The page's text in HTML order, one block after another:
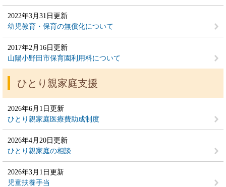
2022年3月31日更新
幼児教育・保育の無償化について
2017年2月16日更新
山陽小野田市保育園利用料について
ひとり親家庭支援
2026年6月1日更新
ひとり親家庭医療費助成制度
2026年4月20日更新
ひとり親家庭の相談
2026年3月1日更新
児童扶養手当